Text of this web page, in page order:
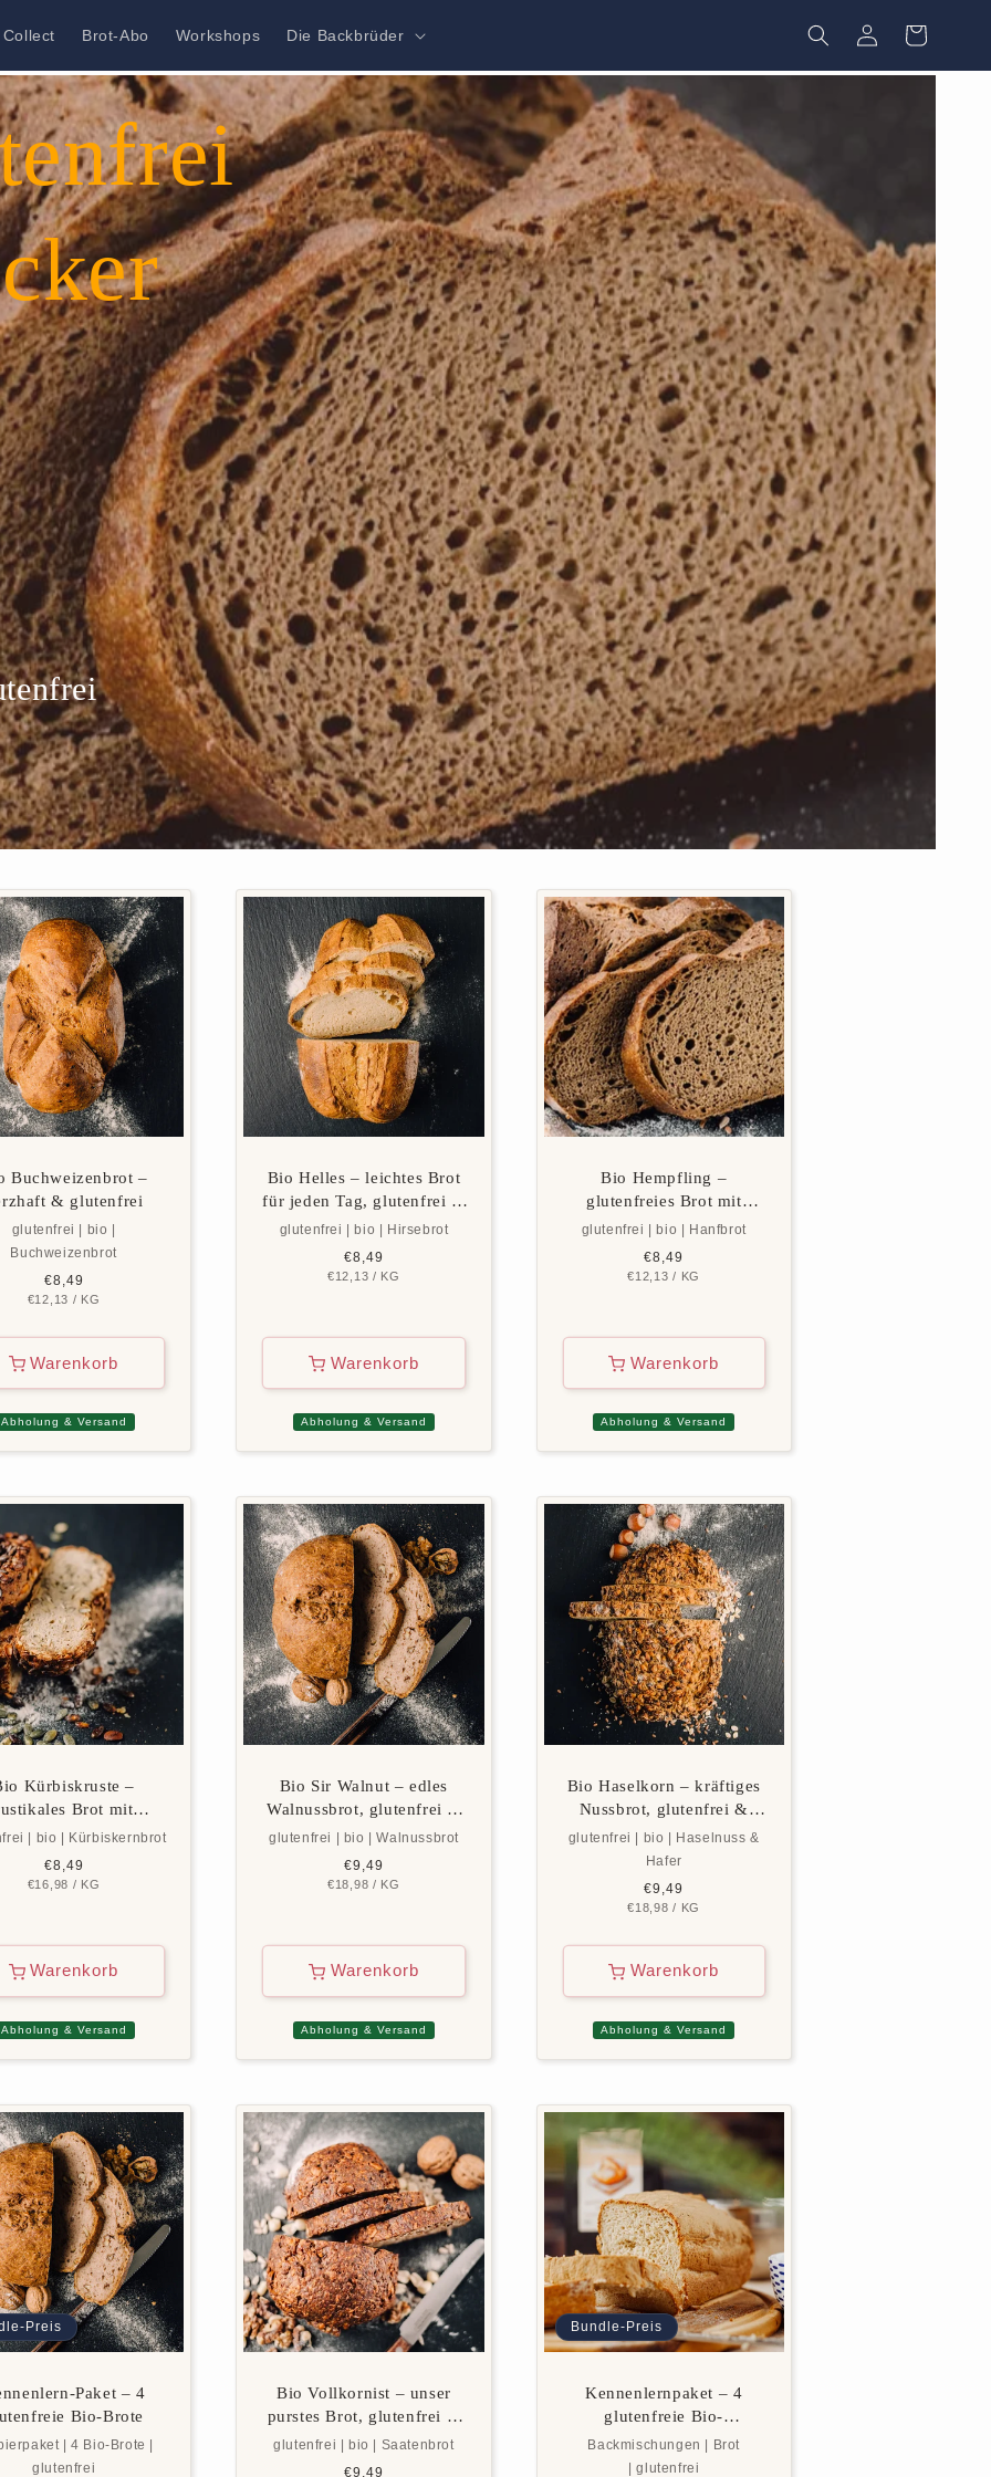
Brot-Abo Workshops Die Backbrüder EinloggenWarenkorb
Buchweizenbrot –
& glutenfrei
glutenfrei | bio |
Buchweizenbrot
Normaler
Preis
€8,49
GRUNDPREIS
€12,13 / PRO
KG
Warenkorb
Abholung & Versand
Bio Helles – leichtes Brot
für jeden Tag, glutenfrei &
vegan
glutenfrei | bio | Hirsebrot
Normaler
Preis
€8,49
GRUNDPREIS
€12,13 / PRO
KG
Warenkorb
Abholung & Versand
Bio Hempfling –
glutenfreies Brot mit
Hanfsaat & Charakter
glutenfrei | bio | Hanfbrot
Normaler
Preis
€8,49
GRUNDPREIS
€12,13 / PRO
KG
Warenkorb
Abholung & Versand
Kürbiskruste –
Brot mit
glutenfrei &
| bio | Kürbiskernbrot
Normaler
Preis
€8,49
GRUNDPREIS
€16,98 / PRO
KG
Warenkorb
Abholung & Versand
Bio Sir Walnut – edles
Walnussbrot, glutenfrei &
vegan
glutenfrei | bio | Walnussbrot
Normaler
Preis
€9,49
GRUNDPREIS
€18,98 / PRO
KG
Warenkorb
Abholung & Versand
Bio Haselkorn – kräftiges
Nussbrot, glutenfrei &
vegan
glutenfrei | bio | Haselnuss &
Hafer
Normaler
Preis
€9,49
GRUNDPREIS
€18,98 / PRO
KG
Warenkorb
Abholung & Versand
Preis
Paket – 4
Bio-Brote
| 4 Bio-Brote |
glutenfrei
Bio Vollkornist – unser
purstes Brot, glutenfrei &
vegan
glutenfrei | bio | Saatenbrot
Normaler
€9,49
Bundle-Preis
Kennenlernpaket – 4
glutenfreie Bio-
Backmischungen
Backmischungen | Brot
| glutenfrei